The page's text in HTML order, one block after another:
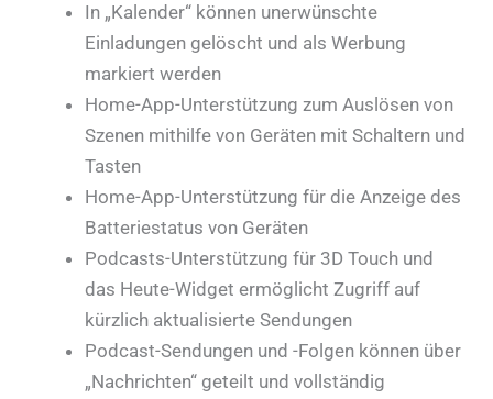
In „Kalender“ können unerwünschte
Einladungen gelöscht und als Werbung
markiert werden
Home-App-Unterstützung zum Auslösen von
Szenen mithilfe von Geräten mit Schaltern und
Tasten
Home-App-Unterstützung für die Anzeige des
Batteriestatus von Geräten
Podcasts-Unterstützung für 3D Touch und
das Heute-Widget ermöglicht Zugriff auf
kürzlich aktualisierte Sendungen
Podcast-Sendungen und -Folgen können über
„Nachrichten“ geteilt und vollständig